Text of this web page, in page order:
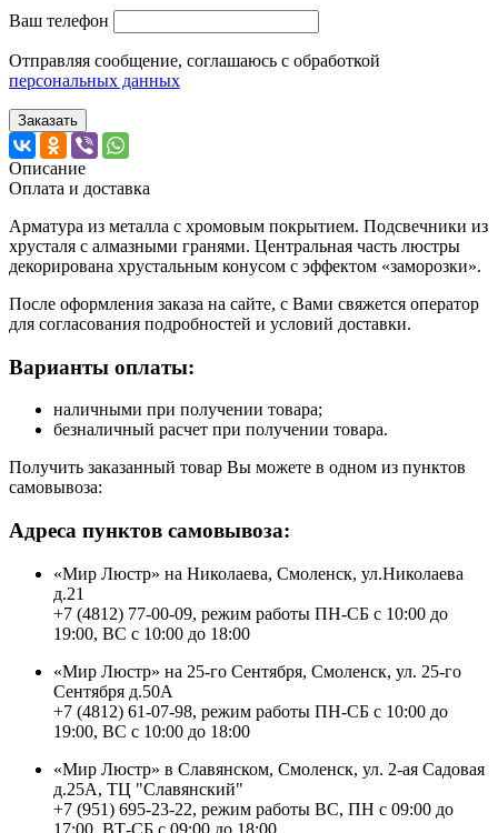
Ваш телефон
Отправляя сообщение, соглашаюсь с обработкой
персональных данных
Заказать
Описание
Оплата и доставка
Арматура из металла с хромовым покрытием. Подсвечники из
хрусталя с алмазными гранями. Центральная часть люстры
декорирована хрустальным конусом с эффектом «заморозки».
После оформления заказа на сайте, с Вами свяжется оператор
для согласования подробностей и условий доставки.
Варианты оплаты:
наличными при получении товара;
безналичный расчет при получении товара.
Получить заказанный товар Вы можете в одном из пунктов
самовывоза:
Адреса пунктов самовывоза:
«Мир Люстр» на Николаева, Смоленск, ул.Николаева
д.21
+7 (4812) 77-00-09, режим работы ПН-СБ с 10:00 до
19:00, ВС с 10:00 до 18:00
«Мир Люстр» на 25-го Сентября, Смоленск, ул. 25-го
Сентября д.50А
+7 (4812) 61-07-98, режим работы ПН-СБ с 10:00 до
19:00, ВС с 10:00 до 18:00
«Мир Люстр» в Славянском, Смоленск, ул. 2-ая Садовая
д.25А, ТЦ "Славянский"
+7 (951) 695-23-22, режим работы ВС, ПН с 09:00 до
17:00, ВТ-СБ с 09:00 до 18:00